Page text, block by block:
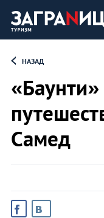
НАЗАД
Самед